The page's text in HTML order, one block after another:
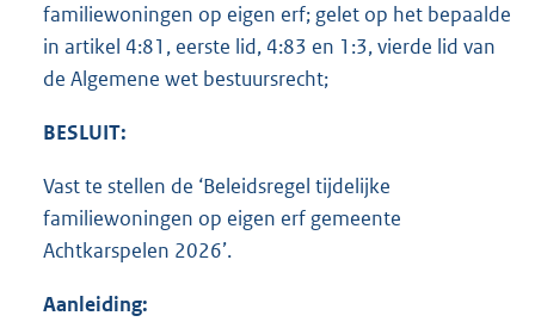
familiewoningen op eigen erf; gelet op het bepaalde
in artikel 4:81, eerste lid, 4:83 en 1:3, vierde lid van
de Algemene wet bestuursrecht;
BESLUIT:
Vast te stellen de ‘Beleidsregel tijdelijke
familiewoningen op eigen erf gemeente
Achtkarspelen 2026’.
Aanleiding: